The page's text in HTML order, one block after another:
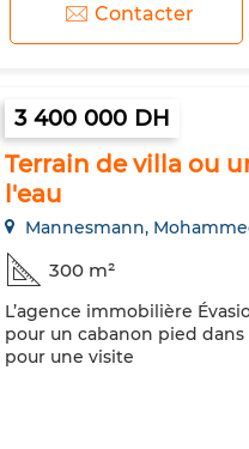
Contacter
3 400 000 DH
Terrain de villa ou
l'eau
Mannesmann,
300 m²
L’agence immobilière
pour un cabanon pied
pour une visite